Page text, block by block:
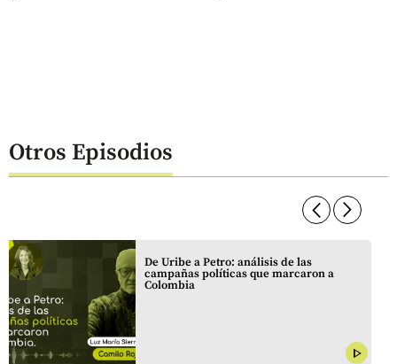
Otros Episodios
arrow_forward_ios
De Uribe a Petro: análisis de las
campañas políticas que marcaron a
Colombia
play_arrow
arrow_forward_ios